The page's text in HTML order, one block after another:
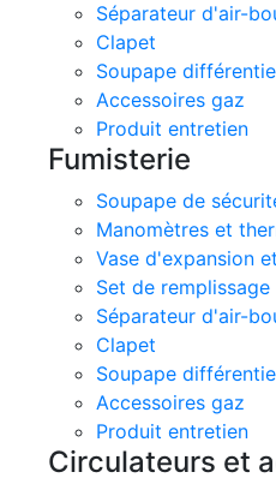
Séparateur d'air-
Clapet
Soupape
Accessoires gaz
Produit entretien
Fumisterie
Soupape de
Manomètres et
Vase d'expansion
Set de remplissage
Séparateur d'air-
Clapet
Soupape
Accessoires gaz
Produit entretien
Circulateurs et